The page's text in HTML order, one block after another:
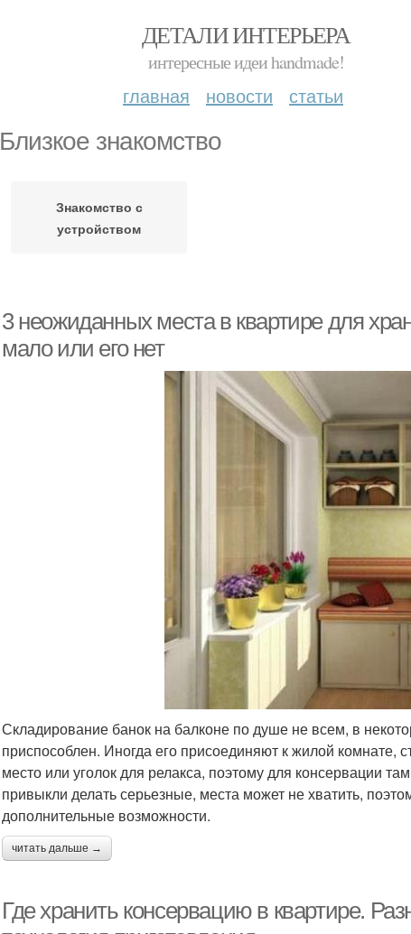
ДЕТАЛИ ИНТЕРЬЕРА
интересные идеи handmade!
главная новости статьи
Близкое знакомство
Знакомство с
устройством
3 неожиданных места в квартире для
мало или его нет
Складирование банок на балконе по душе не всем, в
приспособлен. Иногда его присоединяют к жилой комнате,
место или уголок для релакса, поэтому для консервации
привыкли делать серьезные, места может не хватить,
дополнительные возможности.
читать дальше →
Где хранить консервацию в квартире.